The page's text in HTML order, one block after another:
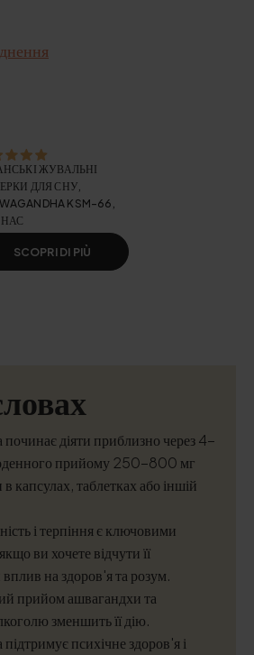
ЖУВАЛЬНІ
ДЛЯ СНУ,
KSM-66,
SCOPRI DI PIÙ
діяти приблизно через 4-
прийому 250-800 мг
в капсулах, таблетках або іншій
і терпіння є ключовими
ви хочете відчути її
на здоров'я та розум.
прийом ашвагандхи та
зменшить її дію.
психічне здоров'я і